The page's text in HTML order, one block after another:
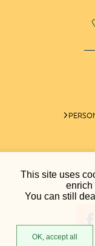
This site uses
enrich
You can still
OK, accept all